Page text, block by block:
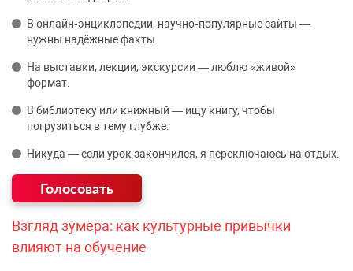
В онлайн‑энциклопедии, научно‑популярные сайты —
нужны надёжные факты.
На выставки, лекции, экскурсии — люблю «живой»
формат.
В библиотеку или книжный — ищу книгу, чтобы
погрузиться в тему глубже.
Никуда — если урок закончился, я переключаюсь на отдых.
Взгляд зумера: как культурные привычки
влияют на обучение